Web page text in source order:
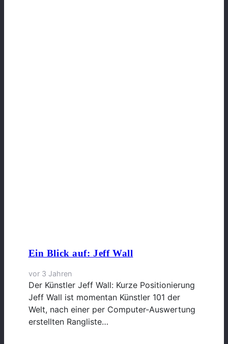
Ein Blick auf: Jeff Wall
vor 3 Jahren
Der Künstler Jeff Wall: Kurze Positionierung
Jeff Wall ist momentan Künstler 101 der
Welt, nach einer per Computer-Auswertung
erstellten Rangliste…